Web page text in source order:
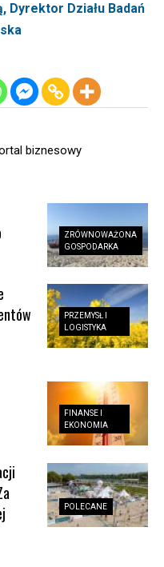
Dyrektor Działu Badań
biznesowy
ZRÓWNOWAŻONA
GOSPODARKA
PRZEMYSŁ I
LOGISTYKA
FINANSE I
EKONOMIA
POLECANE